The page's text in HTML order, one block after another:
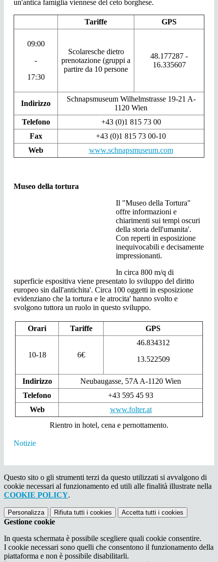
un'antica famiglia viennese del ceto borghese.
Tariffe GPS
09:00
-
17:30
Scolaresche dietro
prenotazione (gruppi a
partire da 10 persone
48.177287 -
16.335607
Indirizzo
Schnapsmuseum Wilhelmstrasse 19-21 A-
1120 Wien
Telefono
+43 (0)1 815 73 00
Fax
+43 (0)1 815 73 00-10
Web
www.schnapsmuseum.com
Museo della tortura
Il "Museo della Tortura"
offre informazioni e
chiarimenti sui tempi oscuri
della storia dell'umanita'.
Con reperti in esposizione
inequivocabili e decisamente
impressionanti.
In circa 800 m/q di
superficie espositiva viene presentato lo sviluppo del diritto
europeo sin dall'antichita'. Circa 100 oggetti in esposizione
evidenziano che la tortura e le atrocita' hanno svolto e
svolgono tuttora un ruolo in questo sviluppo.
Orari Tariffe GPS
10-18 6€
46.834312
13.522509
Indirizzo
Neubaugasse, 57A A-1120 Wien
Telefono
+43 595 45 93
Web
www.folter.at
Rientro in hotel, cena e pernottamento.
Notizie
Questo sito o gli strumenti terzi da questo utilizzati si avvalgono di
cookie necessari al funzionamento ed utili alle finalità illustrate nella
COOKIE POLICY.
Personalizza Rifiuta tutti i cookies Accetta tutti i cookies
Gestione cookie
In questa schermata è possibile scegliere quali cookie consentire.
I cookie necessari sono quelli che consentono il funzionamento della
piattaforma e non è possibile disabilitarli.